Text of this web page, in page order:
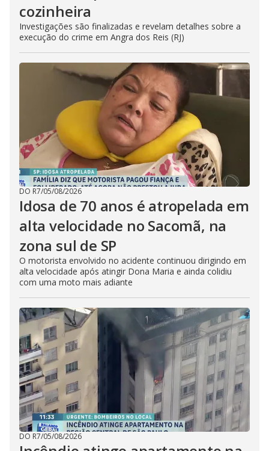
cozinheira
Investigações são finalizadas e revelam detalhes sobre a
execução do crime em Angra dos Reis (RJ)
DO R7/05/08/2026
Idosa de 70 anos é atropelada em
alta velocidade no Sacomã, na
zona sul de SP
O motorista envolvido no acidente continuou dirigindo em
alta velocidade após atingir Dona Maria e ainda colidiu
com uma moto mais adiante
DO R7/05/08/2026